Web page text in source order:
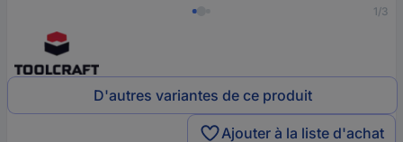
1/3
D'autres variantes de ce produit
Ajouter à la liste d'achat